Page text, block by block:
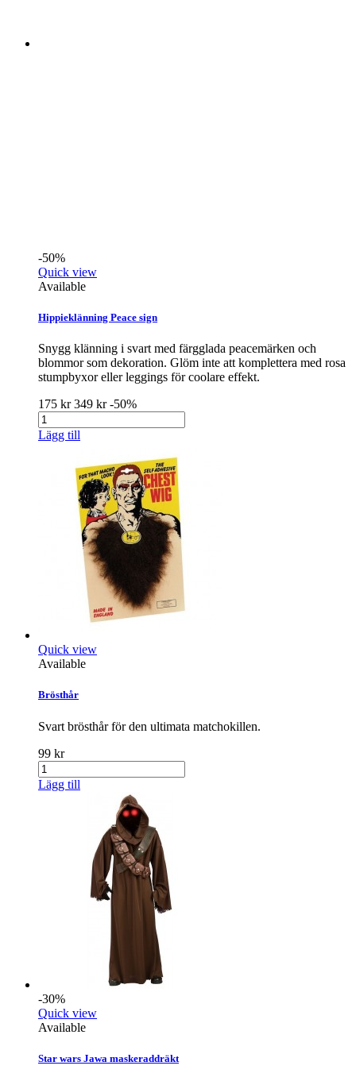
-50%
Quick view
Available
Hippieklänning Peace sign
Snygg klänning i svart med färgglada peacemärken och
blommor som dekoration. Glöm inte att komplettera med rosa
stumpbyxor eller leggings för coolare effekt.
175 kr349 kr-50%
Lägg till
Quick view
Available
Brösthår
Svart brösthår för den ultimata matchokillen.
99 kr
Lägg till
-30%
Quick view
Available
Star wars Jawa maskeraddräkt